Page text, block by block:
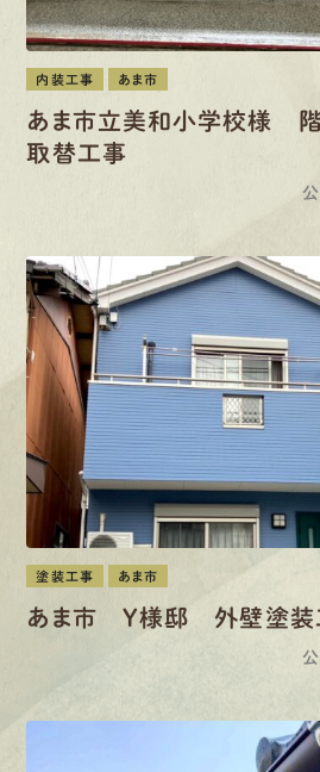
内装工事 あま市
あま市立美和小学校様
取替工事
塗装工事 あま市
あま市 Y様邸 外壁塗装